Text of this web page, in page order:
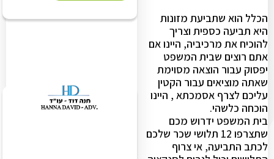
הכלל הוא שתביעת מזונות
היא תביעה כספית וצריך
להוכיח את מרכיביה, היינו אם
אתם רוצים שבית המשפט
יפסוק עבור הוצאה מסוימת
שאתה מוציאים עבור הקטין
עליכם לצרף אסמכתא , היינו
הוכחה כלשהי.
בית המשפט ידרוש מכם
שתצרפו 12 תלושי שכר שלכם
לכתב התביעה, אי צרוף